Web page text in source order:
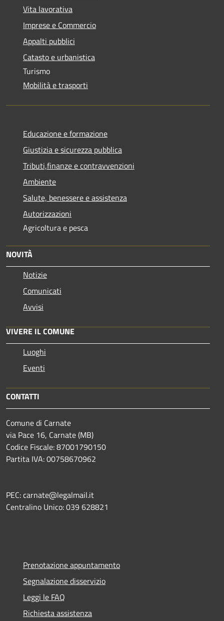
Vita lavorativa
Imprese e Commercio
Appalti pubblici
Catasto e urbanistica
Turismo
Mobilità e trasporti
Educazione e formazione
Giustizia e sicurezza pubblica
Tributi,finanze e contravvenzioni
Ambiente
Salute, benessere e assistenza
Autorizzazioni
Agricoltura e pesca
NOVITÀ
Notizie
Comunicati
Avvisi
VIVERE IL COMUNE
Luoghi
Eventi
CONTATTI
Comune di Carnate
via Pace 16, Carnate (MB)
Codice Fiscale: 87001790150
Partita IVA: 00758670962
PEC: carnate@legalmail.it
Centralino Unico: 039 628821
Prenotazione appuntamento
Segnalazione disservizio
Leggi le FAQ
Richiesta assistenza